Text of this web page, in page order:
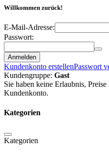
Willkommen zurück!
E-Mail-Adresse:
Passwort:
Anmelden
Kundenkonto erstellenPasswort
Kundengruppe: Gast
Sie haben keine Erlaubnis,
Kundenkonto.
Kategorien
Kategorien